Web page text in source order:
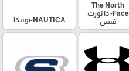
The North
Face- ذا نورث
فيس
NAUTICA-نوتيكا